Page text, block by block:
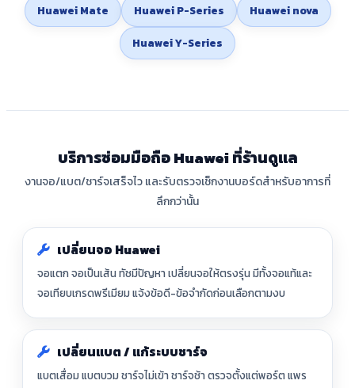
Huawei Mate Huawei P-Series Huawei nova
Huawei Y-Series
บริการซ่อมมือถือ Huawei ที่ร้านดูแล
งานจอ/แบต/ชาร์จเสร็จไว และรับตรวจเช็กงานบอร์ดสำหรับอาการที่
ลึกกว่านั้น
เปลี่ยนจอ Huawei
จอแตก จอเป็นเส้น ทัชมีปัญหา เปลี่ยนจอให้ตรงรุ่น มีทั้งจอแท้และ
จอเทียบเกรดพรีเมียม แจ้งข้อดี-ข้อจำกัดก่อนเลือกตามงบ
เปลี่ยนแบต / แก้ระบบชาร์จ
แบตเสื่อม แบตบวม ชาร์จไม่เข้า ชาร์จช้า ตรวจตั้งแต่พอร์ต แพร